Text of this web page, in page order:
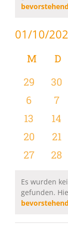
01/10/
wählen.
Kalender
von
M D
0
29
0
30
0
6
0
7
0
13
0
14
0
20
0
21
0
27
0
28
Hinweis
Es wurden
gefunden.